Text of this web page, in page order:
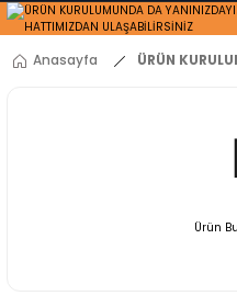
250₺ ve Üzeri
5'er cm Aralıklarla 35 cm'den
% 100 Mdf Tekerlekli Masa ile
Kaliteli hizmet, güvenli
Anasayfa ÜRÜN
Ürün